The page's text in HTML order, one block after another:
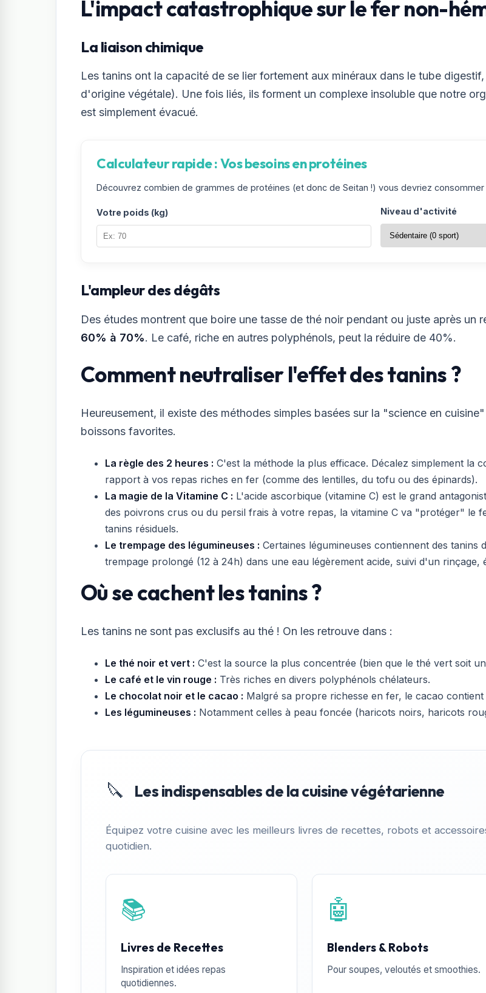
L'impact catastrophique sur le fer non-
La liaison chimique
Les tanins ont la capacité de se lier fortement aux minéraux dans le tube
d'origine végétale). Une fois liés, ils forment un complexe insoluble que notre
est simplement évacué.
Calculateur rapide : Vos besoins en protéines
Découvrez combien de grammes de protéines (et donc de Seitan !) vous devriez
Votre poids (kg) Niveau d'activité
L'ampleur des dégâts
Des études montrent que boire une tasse de thé noir pendant ou juste après
60% à 70%. Le café, riche en autres polyphénols, peut la réduire de 40%.
Comment neutraliser l'effet des tanins ?
Heureusement, il existe des méthodes simples basées sur la "science en
boissons favorites.
La règle des 2 heures : C'est la méthode la plus efficace. Décalez simplement la
rapport à vos repas riches en fer (comme des lentilles, du tofu ou des épinards).
La magie de la Vitamine C : L'acide ascorbique (vitamine C) est le grand
des poivrons crus ou du persil frais à votre repas, la vitamine C va "protéger" le
tanins résiduels.
Le trempage des légumineuses : Certaines légumineuses contiennent des
trempage prolongé (12 à 24h) dans une eau légèrement acide, suivi d'un rinçage,
Où se cachent les tanins ?
Les tanins ne sont pas exclusifs au thé ! On les retrouve dans :
Le thé noir et vert : C'est la source la plus concentrée (bien que le thé vert soit
Le café et le vin rouge : Très riches en divers polyphénols chélateurs.
Le chocolat noir et le cacao : Malgré sa propre richesse en fer, le cacao
Les légumineuses : Notamment celles à peau foncée (haricots noirs, haricots
🔪 Les indispensables de la cuisine végétarienne
Équipez votre cuisine avec les meilleurs livres de recettes, robots et
quotidien.
📚
Livres de Recettes
Inspiration et idées repas
quotidiennes.
🤖
Blenders & Robots
Pour soupes, veloutés et smoothies.